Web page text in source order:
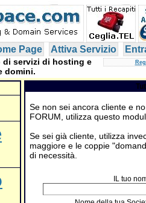
Page Attiva Servizio
servizi di hosting e
domini.
Se non sei ancora cliente e
FORUM, utilizza questo
Se sei già cliente, utilizza
maggiore e le coppie
di necessità.
IL tuo